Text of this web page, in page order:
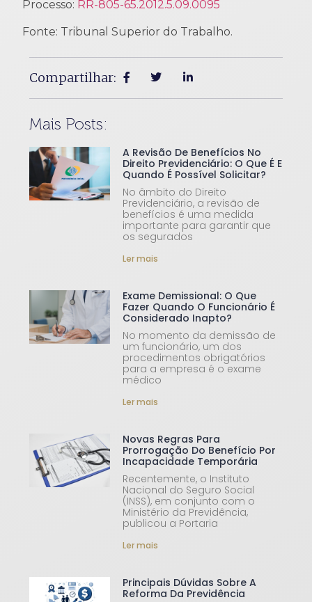
Processo: RR-805-65.2012.5.09.0095
Fonte: Tribunal Superior do Trabalho.
Compartilhar:
Mais Posts:
A Revisão De Benefícios No
Direito Previdenciário: O Que É E
Quando É Possível Solicitar?
No âmbito do Direito
Previdenciário, a revisão de
benefícios é uma medida
importante para garantir que
os segurados
Ler mais
Exame Demissional: O Que
Fazer Quando O Funcionário É
Considerado Inapto?
No momento da demissão de
um funcionário, um dos
procedimentos obrigatórios
para a empresa é o exame
médico
Ler mais
Novas Regras Para
Prorrogação Do Benefício Por
Incapacidade Temporária
Recentemente, o Instituto
Nacional do Seguro Social
(INSS), em conjunto com o
Ministério da Previdência,
publicou a Portaria
Ler mais
Principais Dúvidas Sobre A
Reforma Da Previdência